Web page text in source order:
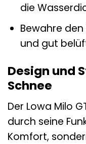
die
Bewahre
und gut
Design und
Schnee
Der Lowa Milo
durch seine
Komfort,